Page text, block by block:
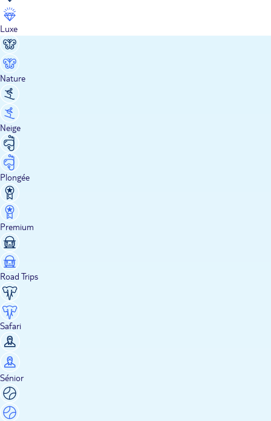
Luxe
Nature
Neige
Plongée
Premium
Road Trips
Safari
Sénior